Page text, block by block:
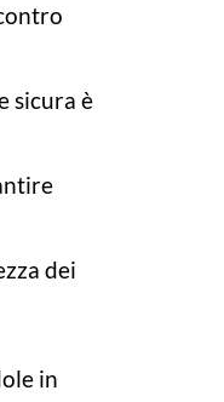
sicura è
dei
in